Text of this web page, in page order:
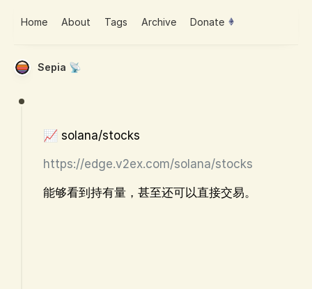
Sepia 📡
📈 solana/stocks
https://edge.v2ex.com/solana/stocks
能够看到持有量，甚至还可以直接交易。
Home About Tags Archive Donate